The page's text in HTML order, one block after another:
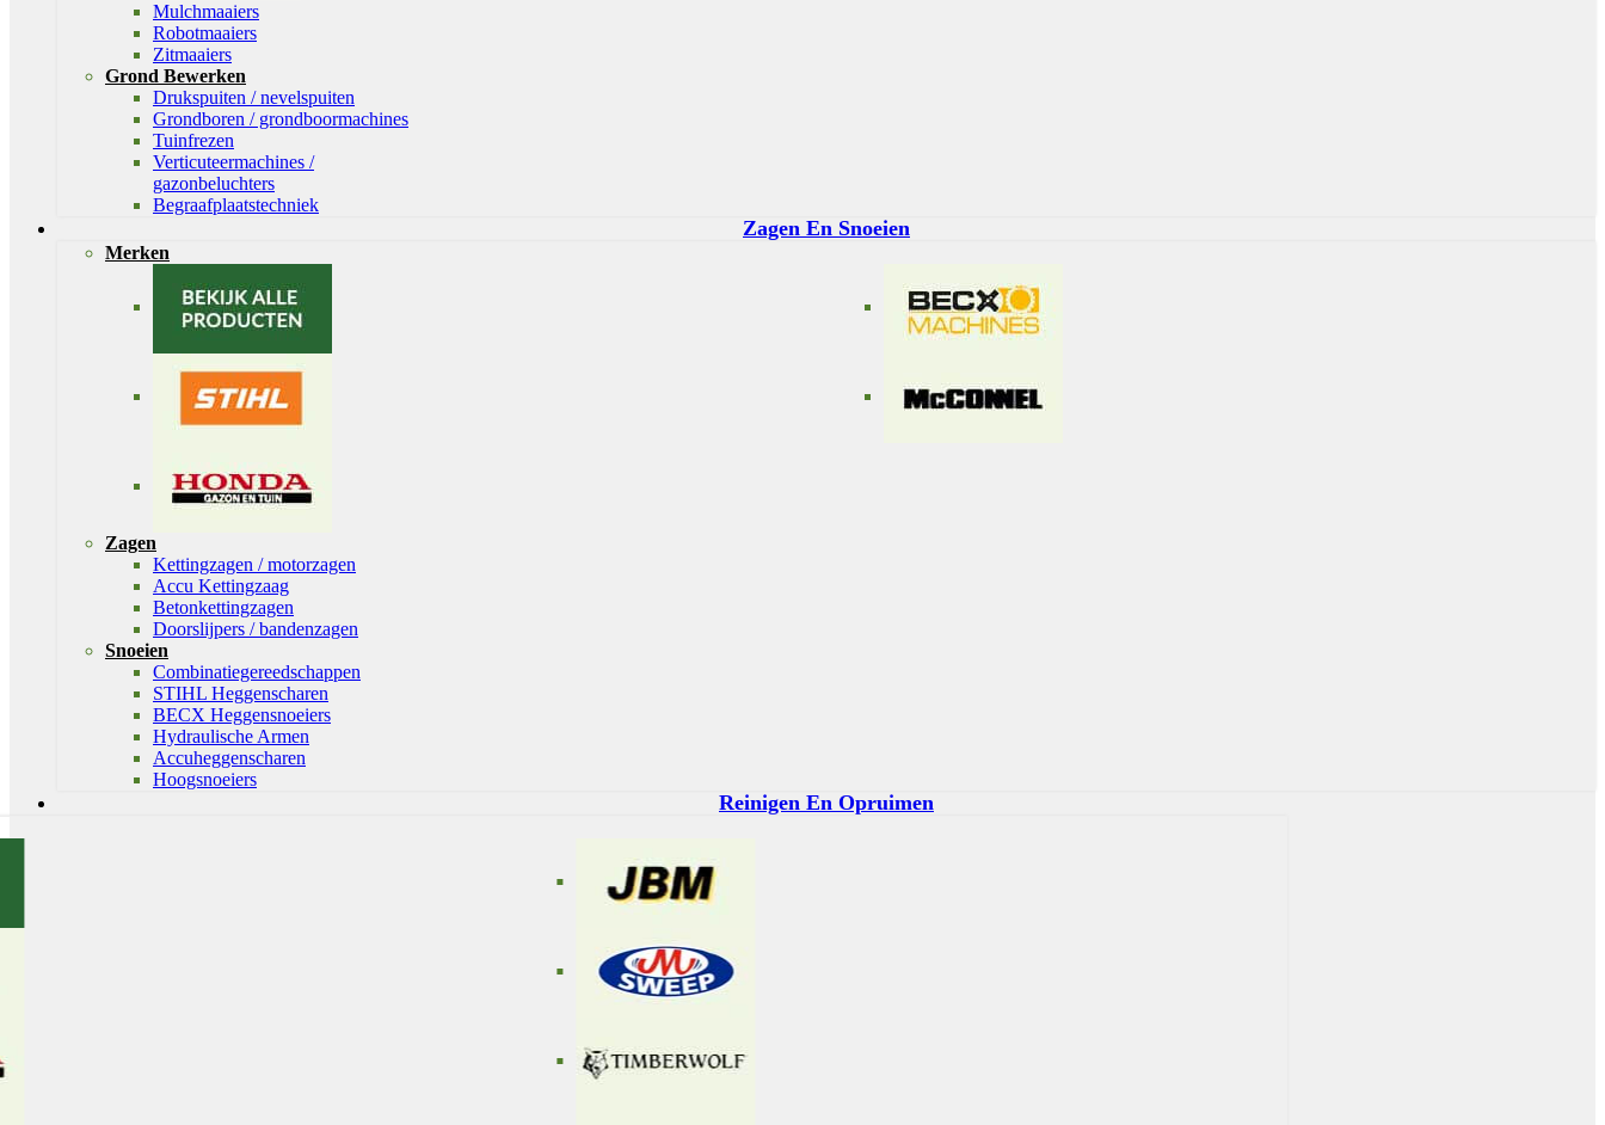
Mulchmaaiers
Robotmaaiers
Zitmaaiers
Grond Bewerken
Drukspuiten / nevelspuiten
Grondboren / grondboormachines
Tuinfrezen
Verticuteermachines /
gazonbeluchters
Begraafplaatstechniek
Zagen En Snoeien
Merken
Zagen
Kettingzagen / motorzagen
Accu Kettingzaag
Betonkettingzagen
Doorslijpers / bandenzagen
Snoeien
Combinatiegereedschappen
STIHL Heggenscharen
BECX Heggensnoeiers
Hydraulische Armen
Accuheggenscharen
Hoogsnoeiers
Reinigen En Opruimen